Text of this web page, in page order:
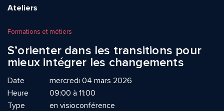
Ateliers
Formations et métiers
S’orienter dans les transitions pour
mieux intégrer les changements
Date
mercredi 04 mars 2026
Heure
09:00 à 11:00
Type
en visioconférence